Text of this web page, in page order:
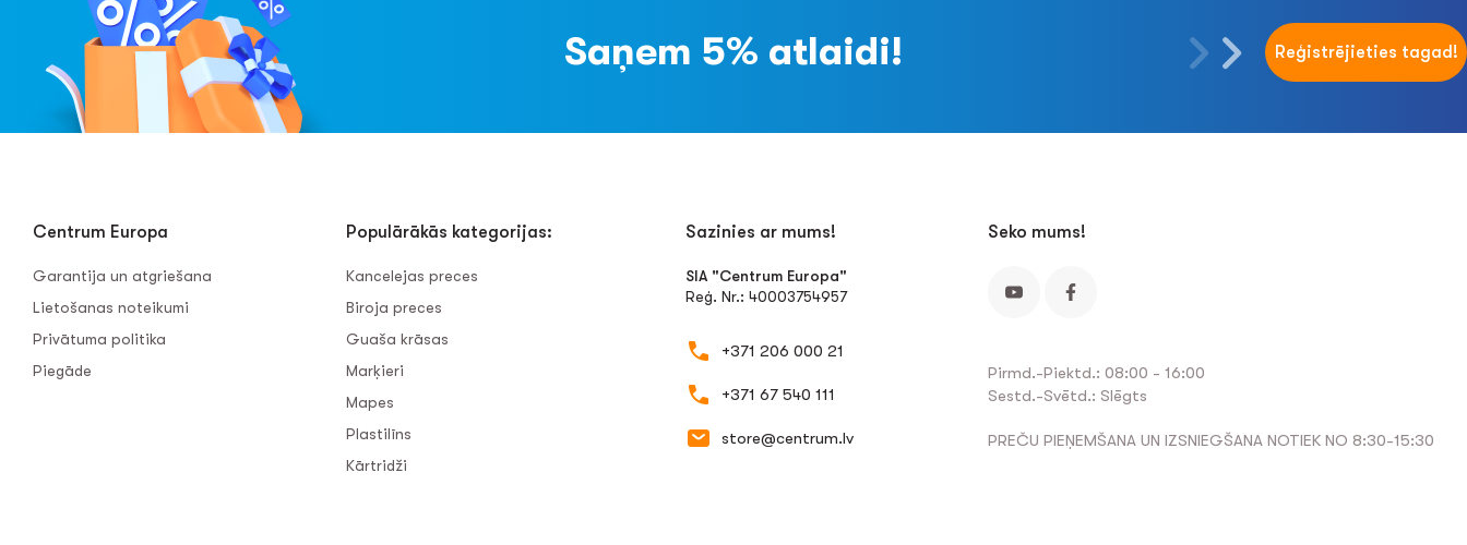
Saņem 5% atlaidi! Reģistrējieties tagad!
Centrum Europa
Garantija un atgriešana
Lietošanas noteikumi
Privātuma politika
Piegāde
Populārākās kategorijas:
Kancelejas preces
Biroja preces
Guaša krāsas
Marķieri
Mapes
Plastilīns
Kārtridži
Sazinies ar mums!
SIA "Centrum Europa"
Reģ. Nr.: 40003754957
+371 206 000 21
+371 67 540 111
store@centrum.lv
Seko mums!
Pirmd.-Piektd.: 08:00 - 16:00
Sestd.-Svētd.: Slēgts
PREČU PIEŅEMŠANA UN IZSNIEGŠANA NOTIEK NO 8:30-15:30